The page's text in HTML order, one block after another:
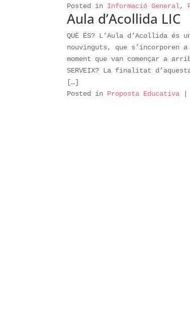
Posted in Informació General,
Aula d’Acollida LIC
QUÈ ÉS? L’Aula d’Acollida
nouvinguts, que s’incorporen
moment que van començar a
SERVEIX? La finalitat
[…]
Posted in Proposta Educativa